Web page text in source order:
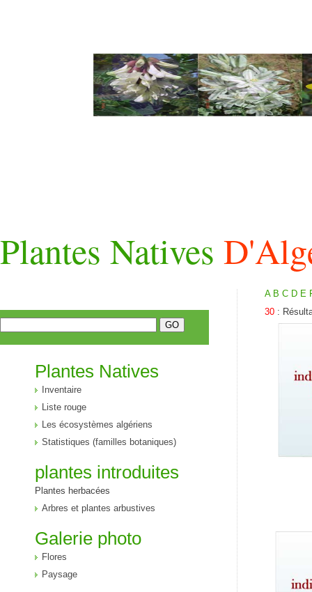
Plantes Natives
A B C D E
30 :
Plantes Natives
Inventaire
Liste rouge
Les écosystèmes algériens
Statistiques (familles botaniques)
plantes introduites
Plantes herbacées
Arbres et plantes arbustives
Galerie photo
Flores
Paysage